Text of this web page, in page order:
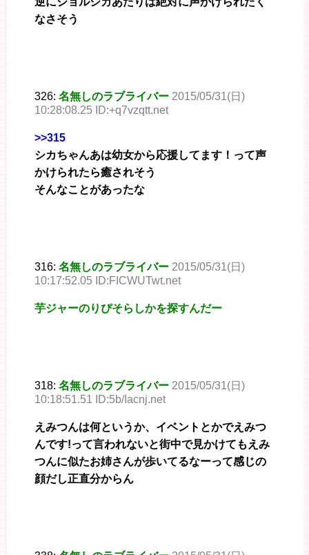
なさそう
326: 名無しのラブライバー 2015/05/31(日)
10:28:08.25 ID:+q7vzqtt.net
>>315
シカちゃんあは幼女から応援してます！って声
かけられたら癒されそう
そんなことがあったな
316: 名無しのラブライバー 2015/05/31(日)
10:17:52.05 ID:FICWUTwt.net
芋ジャーのりぴそらしかを探すんだー
318: 名無しのラブライバー 2015/05/31(日)
10:18:51.51 ID:5b/Iacnj.net
えみつんは何というか、イベントとかでえみつ
んです!って言われないと街中で見かけてもえみ
つんに似たお姉さんが歩いてるなーって感じの
顔だし正直分からん